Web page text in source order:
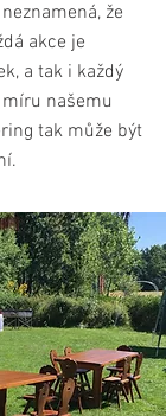
že
akce je
a tak i každý
našemu
tak může být